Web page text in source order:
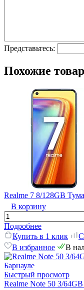
Представьтесь:
Похожие
Realme 7 8/128GB
В корзину
Подробнее
Купить в 1 клик
В избранное
В
Быстрый просмотр
Realme Note 50 3/